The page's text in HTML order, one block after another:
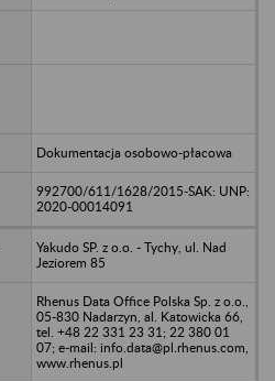
Dokumentacja osobowo-płacowa
992700/611/1628/2015-SAK: UNP:
2020-00014091
Yakudo SP. z o.o. - Tychy, ul. Nad
Jeziorem 85
Rhenus Data Office Polska Sp. z o.o.,
05-830 Nadarzyn, al. Katowicka 66,
tel. +48 22 331 23 31; 22 380 01
07; e-mail: info.data@pl.rhenus.com,
www.rhenus.pl